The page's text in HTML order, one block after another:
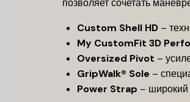
позволяет сочетать
Custom Shell HD –
My CustomFit 3D
Oversized Pivot –
GripWalk® Sole –
Power Strap – широкий